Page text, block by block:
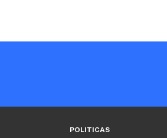
POLITICAS